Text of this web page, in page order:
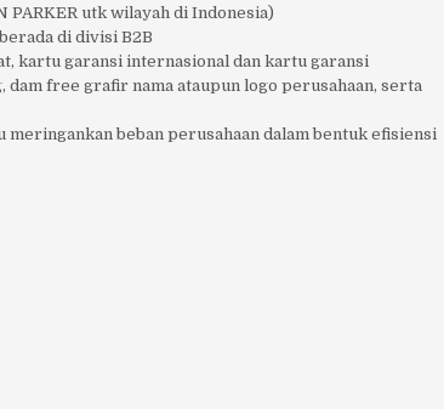
utk wilayah di Indonesia)
di divisi B2B
kartu garansi internasional dan kartu garansi
free grafir nama ataupun logo perusahaan, serta
beban perusahaan dalam bentuk efisiensi